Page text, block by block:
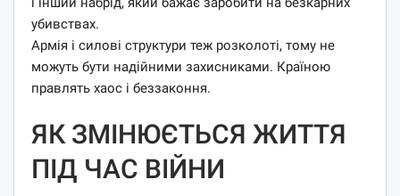
убивствах.
Армія і силові структури теж розколоті, тому не
можуть бути надійними захисниками. Країною
правлять хаос і беззаконня.
ЯК ЗМІНЮЄТЬСЯ ЖИТТЯ
ПІД ЧАС ВІЙНИ